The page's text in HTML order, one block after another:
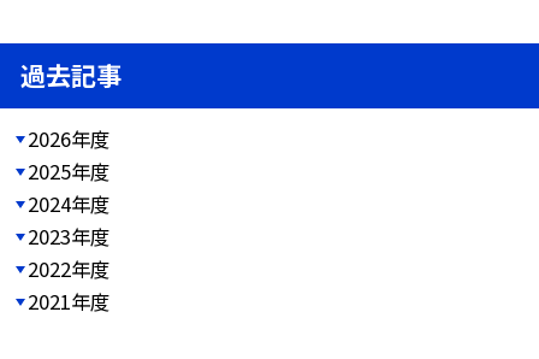
過去記事
2026年度
2025年度
2024年度
2023年度
2022年度
2021年度